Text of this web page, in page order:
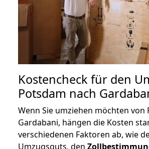
Kostencheck für den
Potsdam nach
Wenn Sie umziehen möchten von
Gardabani, hängen die Kosten
verschiedenen Faktoren ab, wie
Umzugsguts, den